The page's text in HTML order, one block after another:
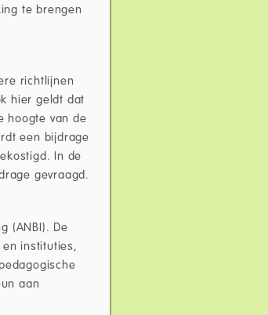
te brengen
richtlijnen
hier geldt dat
hoogte van de
een bijdrage
In de
gevraagd.
(ANBI). De
instituties,
aan